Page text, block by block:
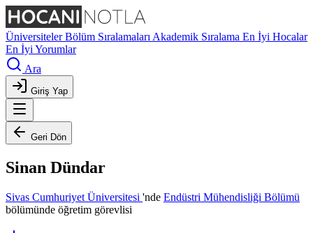
ÜniversitelerBölüm Sıralamaları Akademik Sıralama En İyi Hocalar
En İyi Yorumlar
Ara
Giriş Yap
Geri Dön
Sinan Dündar
Sivas Cumhuriyet Üniversitesi 'nde Endüstri Mühendisliği Bölümü
bölümünde öğretim görevlisi